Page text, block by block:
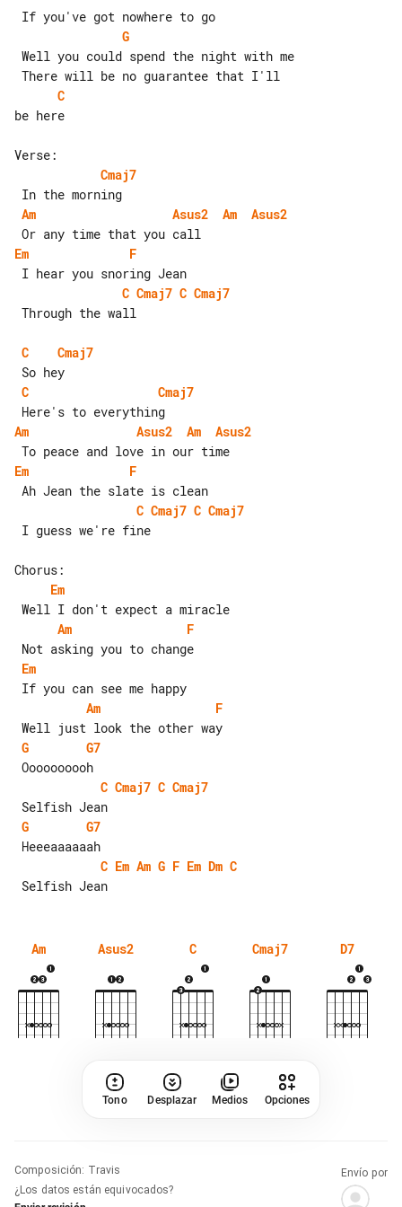
G
C
be here
Cmaj7
Am
Asus2 Am
Asus2
Em
F
C Cmaj7 C Cmaj7
C
Cmaj7
C
Cmaj7
Am
Asus2 Am
Asus2
Em
F
C Cmaj7 C Cmaj7
Em
Am
F
Em
Am
F
G
G7
C Cmaj7 C Cmaj7
G
G7
C Em Am G F Em Dm C
Am Asus2 C Cmaj7 D7
Tono Desplazar Medios Opciones
Composición: Travis
¿Los datos están equivocados?
Envío por